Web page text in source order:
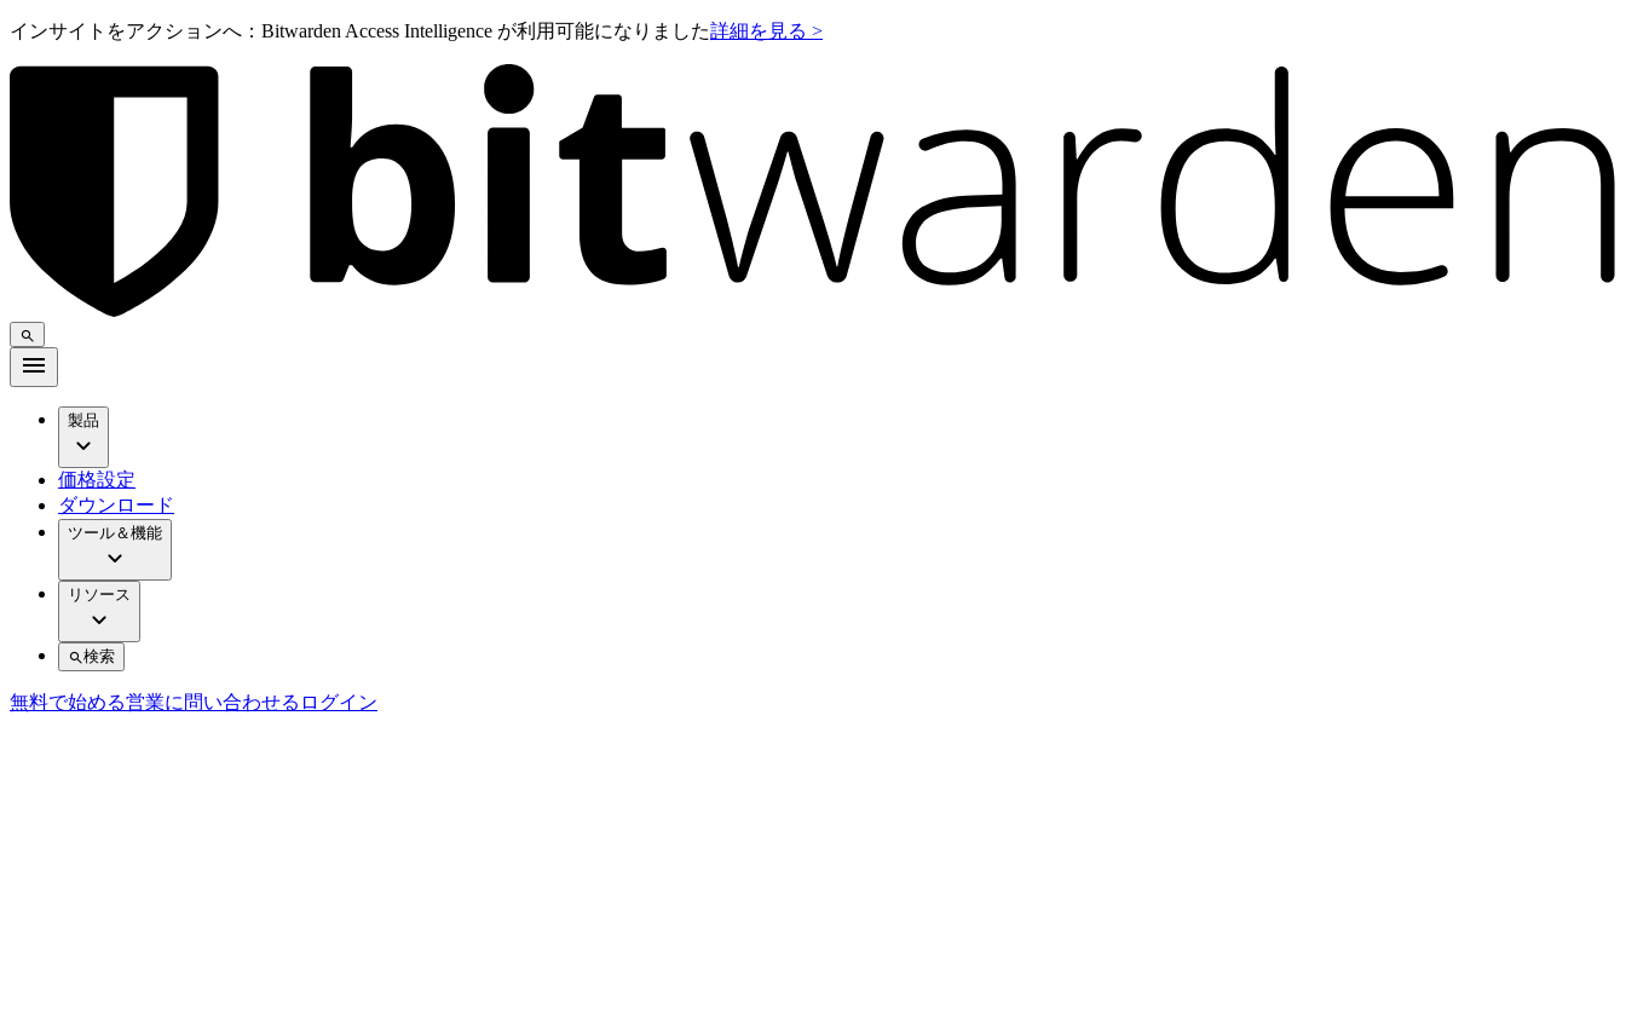
インサイトをアクションへ：Bitwarden Access Intelligence が利用可能になりました詳細を見る >
製品
価格設定
ダウンロード
ツール＆機能
リソース
検索
無料で始める営業に問い合わせる ログイン